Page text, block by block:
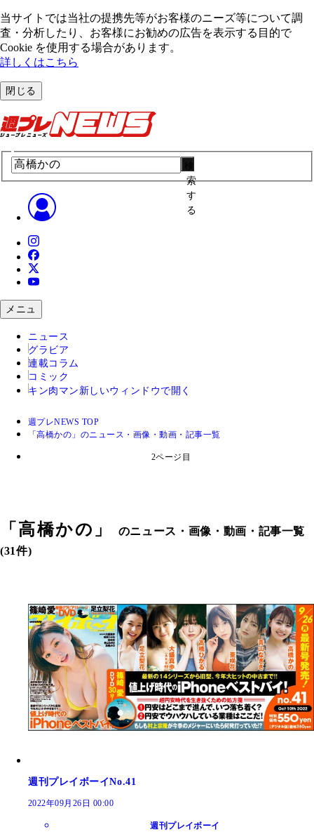
当サイトでは当社の提携先等がお客様のニーズ等について調
査・分析したり、お客様にお勧めの広告を表⽰する⽬的で
Cookie を使⽤する場合があります。
詳しくはこちら
閉じる
索
す
る
メニュ
ニュース
グラビア
連載コラム
コミック
キン肉マン 新しいウィンドウで開く
週プレNEWS TOP
「高橋かの」のニュース・画像・動画・記事一覧
2ページ目
「 高橋かの 」
のニュース・画像・動画・記事一覧
(31件)
週刊プレイボーイNo.41
2022年09月26日 00:00
週刊プレイボーイ